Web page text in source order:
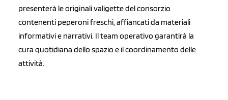
presenterà le originali valigette del consorzio
contenenti peperoni freschi, affiancati da materiali
informativi e narrativi. Il team operativo garantirà la
cura quotidiana dello spazio e il coordinamento delle
attività.